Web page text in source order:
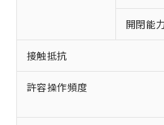
開閉能
接触抵抗
許容操作頻度
対応済み：
非含有に対応し
対応予定：EU
有に対応した製